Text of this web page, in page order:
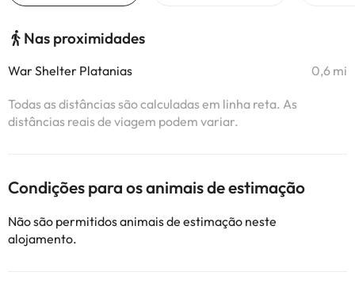
Nas proximidades
War Shelter Platanias 0,6 mi
Todas as distâncias são calculadas em linha reta. As
distâncias reais de viagem podem variar.
Condições para os animais de estimação
Não são permitidos animais de estimação neste
alojamento.